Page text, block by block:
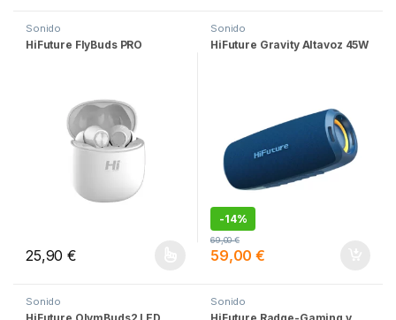
Sonido
HiFuture FlyBuds PRO
25,90€
Este producto tiene múltiples variantes. Las opciones se
Sonido
HiFuture Gravity Altavoz 45W
-14%
59,00€
69,00€
Sonido Sonido